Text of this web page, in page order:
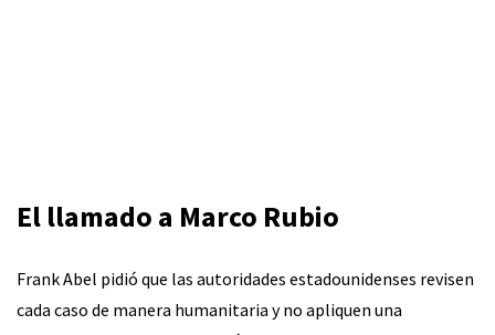
El llamado a Marco Rubio
Frank Abel pidió que las autoridades estadounidenses revisen
cada caso de manera humanitaria y no apliquen una